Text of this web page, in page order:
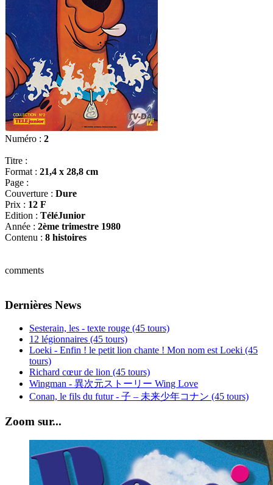
Numéro : 2
Titre :
Format : 21,4 x 28,8 cm
Page :
Couverture : Dure
Prix : 12 F
Edition : TéléJunior
Année : 2ème trimestre 1980
Contenu : 8 histoires
comments
Dernières News
Sesterain, les - texte rouge (45 tours)
12 légionnaires (45 tours)
Loeki - Enfin ! le petit lion chante ! Mon nom est Loeki (45
tours)
Richard cœur de lion (45 tours)
Wingman - 異次元ストーリー Wing Love
Conan, le fils du futur - 子 – 未来少年コナン (45 tours)
Zoom sur...